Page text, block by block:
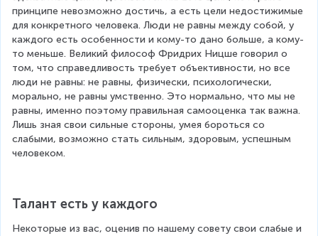
принципе невозможно достичь, а есть цели недостижимые
для конкретного человека. Люди не равны между собой, у
каждого есть особенности и кому-то дано больше, а кому-
то меньше. Великий философ Фридрих Ницше говорил о
том, что справедливость требует объективности, но все
люди не равны: не равны, физически, психологически,
морально, не равны умственно. Это нормально, что мы не
равны, именно поэтому правильная самооценка так важна.
Лишь зная свои сильные стороны, умея бороться со
слабыми, возможно стать сильным, здоровым, успешным
человеком.
Талант есть у каждого
Некоторые из вас, оценив по нашему совету свои слабые и